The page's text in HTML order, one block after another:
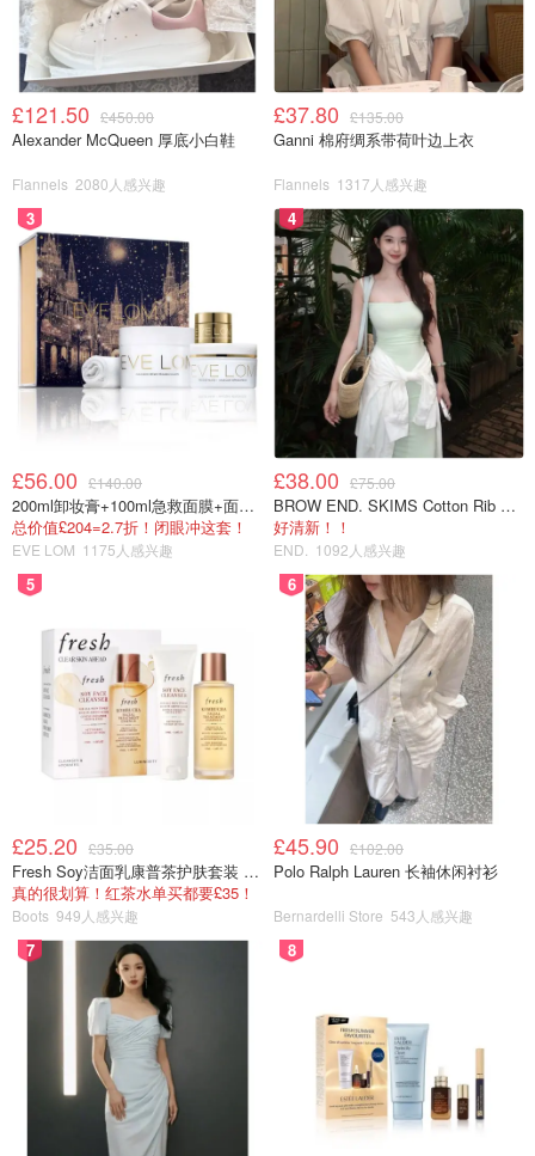
£121.50 £450.00
Alexander McQueen 厚底小白鞋
Flannels 2080人感兴趣
£37.80 £135.00
Ganni 棉府绸系带荷叶边上衣
Flannels 1317人感兴趣
3
£56.00 £140.00
200ml卸妆膏+100ml急救面膜+面霜+洁颜布
总价值£204=2.7折！闭眼冲这套！
EVE LOM 1175人感兴趣
4
£38.00 £75.00
BROW END. SKIMS Cotton Rib 长款背心连衣裙 薄荷绿
好清新！！
END. 1092人感兴趣
5
£25.20 £35.00
Fresh Soy洁面乳康普茶护肤套装 100ml
真的很划算！红茶水单买都要£35！
Boots 949人感兴趣
6
£45.90 £102.00
Polo Ralph Lauren 长袖休闲衬衫
Bernardelli Store 543人感兴趣
7 8